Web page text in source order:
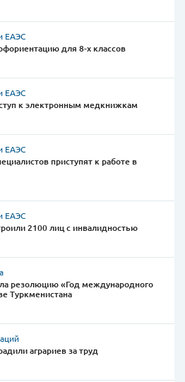
ЕАЭС
для 8-х классов
ЕАЭС
к электронным медкнижкам
ЕАЭС
приступят к работе в
ЕАЭС
2100 лиц с инвалидностью
резолюцию «Год международного
Туркменистана
аграриев за труд